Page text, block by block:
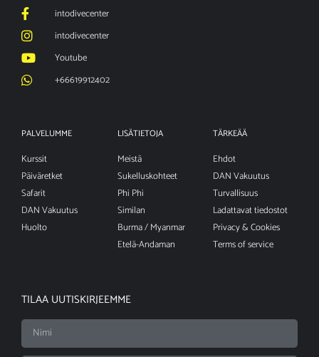
intodivecenter
intodivecenter
Youtube
+66619912402
PALVELUMME
Kurssit
Päiväretket
Safarit
DAN Vakuutus
Huolto
LISÄTIETOJA
Meistä
Sukelluskohteet
Phi Phi
Similan
Burma / Myanmar
Etelä-Andaman
TÄRKEÄÄ
Ehdot
DAN Vakuutus
Turvallisuus
Ladattavat tiedostot
Privacy & Cookies
Terms of service
TILAA UUTISKIRJEEMME